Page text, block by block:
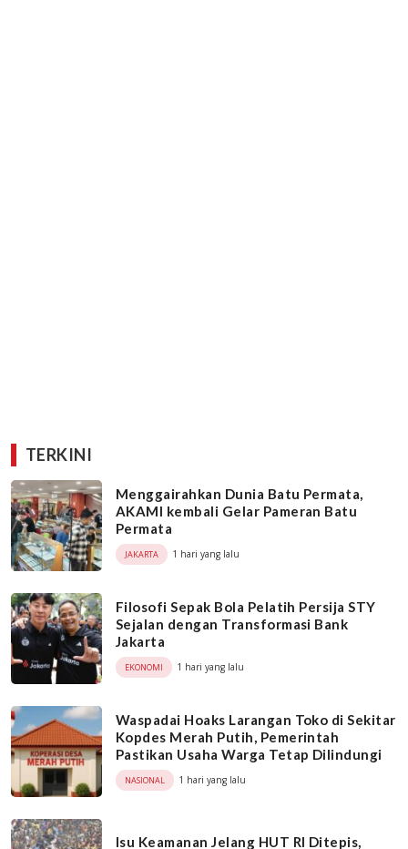
TERKINI
Menggairahkan Dunia Batu Permata,
AKAMI kembali Gelar Pameran Batu
Permata
JAKARTA 1 hari yang lalu
Filosofi Sepak Bola Pelatih Persija STY
Sejalan dengan Transformasi Bank
Jakarta
EKONOMI 1 hari yang lalu
Waspadai Hoaks Larangan Toko di Sekitar
Kopdes Merah Putih, Pemerintah
Pastikan Usaha Warga Tetap Dilindungi
NASIONAL 1 hari yang lalu
Isu Keamanan Jelang HUT RI Ditepis,